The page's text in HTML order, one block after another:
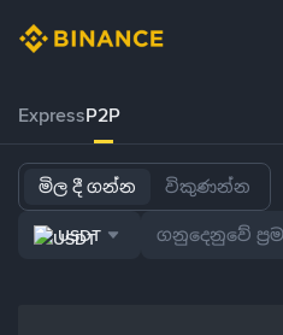
ExpressP2P
මිල දී ගන්න විකුණන්න
USDT